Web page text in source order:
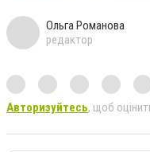
Ольга Романова
редактор
Авторизуйтесь, щоб